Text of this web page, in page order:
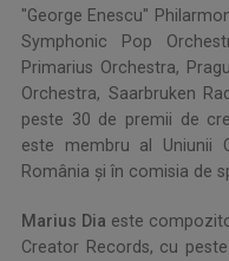
"George Enescu"
Symphonic Pop
Primarius Orchestra,
Orchestra, Saarbruken
peste 30 de premii de
este membru al
Uniunii
România şi în comisia de
Marius Dia este
Creator Records, cu